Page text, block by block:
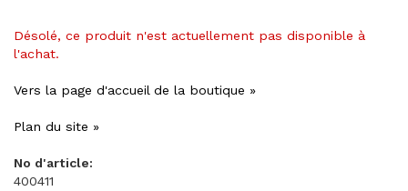
Désolé, ce produit n'est actuellement pas disponible à
l'achat.
Vers la page d'accueil de la boutique »
Plan du site »
No d'article:
400411